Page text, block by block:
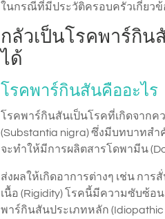
ในกรณีที่มีประวัติครอบครัวเกี่ยว
กลัวเป็นโรคพาร์กิน
ได้
โรคพาร์กินสันคืออะไร
โรคพาร์กินสันเป็นโรคที่เกิดจากค
(Substantia nigra) ซึ่งมีบทบาทส
จะทำให้มีการผลิตสารโดพามีน
ส่งผลให้เกิดอาการต่างๆ เช่น การ
เนื้อ (Rigidity) โรคนี้มีความซับซ้อ
พาร์กินสันประเภทหลัก (Idiopathic